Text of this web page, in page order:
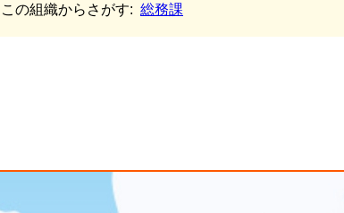
この組織からさがす: 総務課